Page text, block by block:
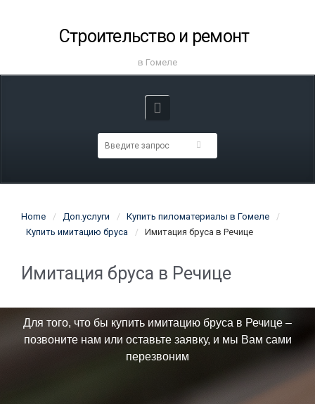
Строительство и ремонт
в Гомеле
Home Доп.услуги
Купить пиломатериалы в Гомеле
Купить имитацию бруса
Имитация бруса в Речице
Имитация бруса в Речице
Для того, что бы купить имитацию бруса в Речице –
позвоните нам или оставьте заявку, и мы Вам сами
перезвоним